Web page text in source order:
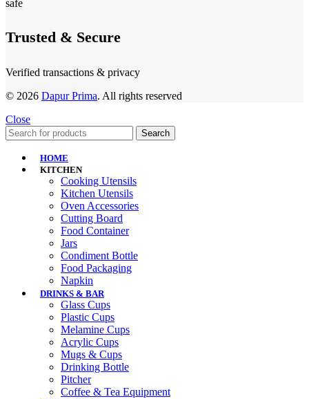
Trusted & Secure
Verified transactions & privacy
© 2026 Dapur Prima. All rights reserved
Close
Search
HOME
KITCHEN
Cooking Utensils
Kitchen Utensils
Oven Accessories
Cutting Board
Food Container
Jars
Condiment Bottle
Food Packaging
Napkin
DRINKS & BAR
Glass Cups
Plastic Cups
Melamine Cups
Acrylic Cups
Mugs & Cups
Drinking Bottle
Pitcher
Coffee & Tea Equipment